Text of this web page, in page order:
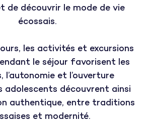
de découvrir le mode de vie
écossais.
les activités et excursions
le séjour favorisent les
l’autonomie et l’ouverture
adolescents découvrent ainsi
authentique, entre traditions
et modernité.